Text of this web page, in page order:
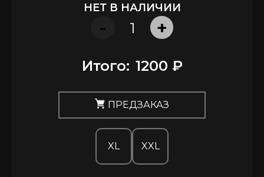
НЕТ В НАЛИЧИИ
- +
Итого: 1200 ₽
ПРЕДЗАКАЗ
XL XXL